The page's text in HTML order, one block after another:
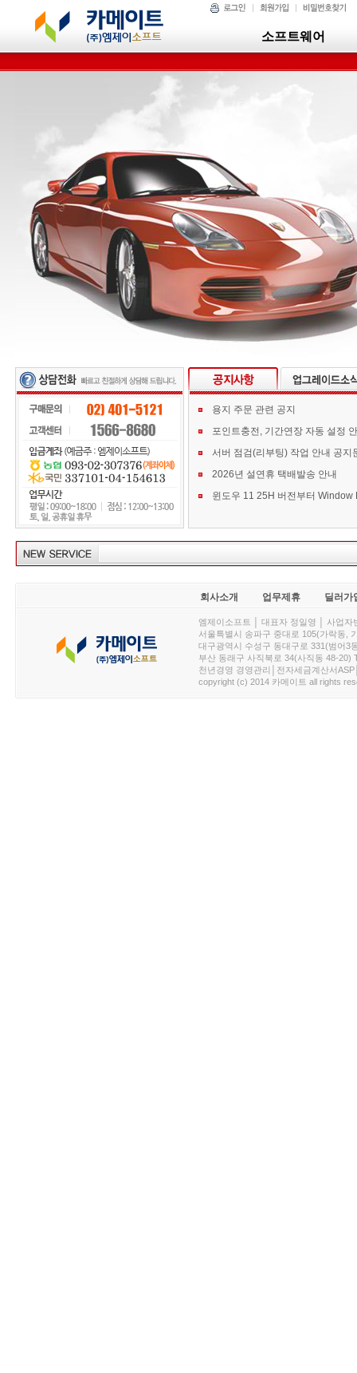
소프트웨어
용지 주문 관련 공지
포인트충전, 기간연장 자동 설정
서버 점검(리부팅) 작업 안내 공지
2026년 설연휴 택배발송 안내
회사소개 업무제휴 딜러가
엠제이소프트 │ 대표자 정일영 │ 사업
서울특별시 송파구 중대로 105(가락동,
대구광역시 수성구 동대구로 331(범어3
부산 동래구 사직북로 34(사직동 48-20)
천년경영 경영관리│전자세금계산서
copyright (c) 2014 카메이트 all rights